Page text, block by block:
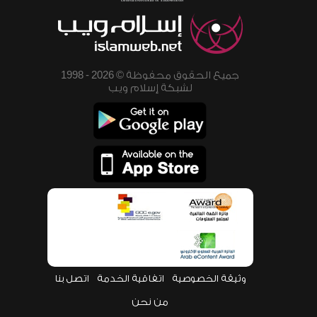
جميع الحقوق محفوظة © 2026 - 1998
لشبكة إسلام ويب
وثيقة الخصوصية اتفاقية الخدمة اتصل بنا
من نحن